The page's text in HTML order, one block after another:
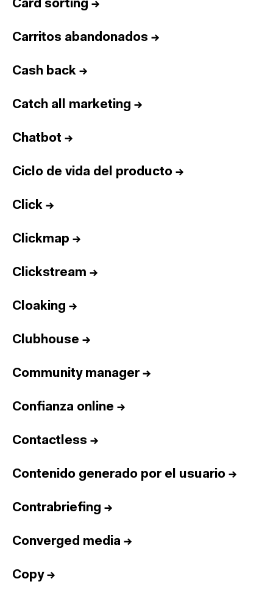
Card sorting →
Carritos abandonados →
Cash back →
Catch all marketing →
Chatbot →
Ciclo de vida del producto →
Click →
Clickmap →
Clickstream →
Cloaking →
Clubhouse →
Community manager→
Confianza online →
Contactless →
Contenido generado por el usuario →
Contrabriefing →
Converged media →
Copy→